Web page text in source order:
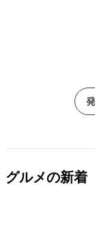
グルメの新着